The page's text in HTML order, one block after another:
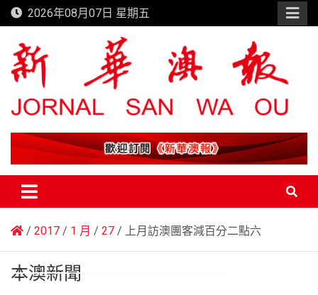
Skip
to
content
2026年08月07日 星期五
新華澳報
2017 1 月 27 上月訪澳團客減百分二點六
本澳新聞